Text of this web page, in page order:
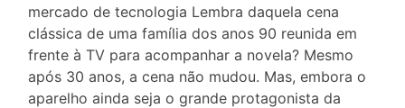
mercado de tecnologia Lembra daquela cena
clássica de uma família dos anos 90 reunida em
frente à TV para acompanhar a novela? Mesmo
após 30 anos, a cena não mudou. Mas, embora o
aparelho ainda seja o grande protagonista da